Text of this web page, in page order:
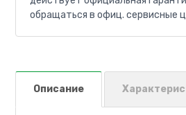
обращаться в офиц. сервисные
Описание